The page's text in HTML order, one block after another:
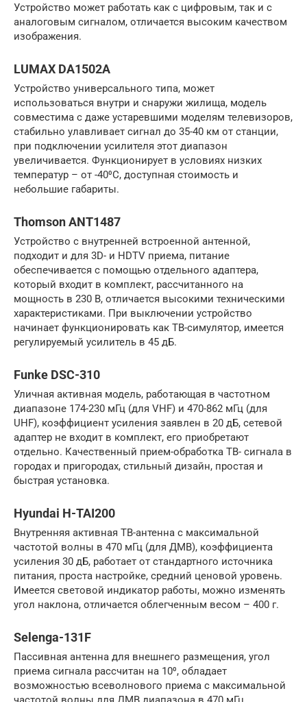
Устройство может работать как с цифровым, так и с
аналоговым сигналом, отличается высоким качеством
изображения.
LUMAX DA1502A
Устройство универсального типа, может
использоваться внутри и снаружи жилища, модель
совместима с даже устаревшими моделям телевизоров,
стабильно улавливает сигнал до 35-40 км от станции,
при подключении усилителя этот диапазон
увеличивается. Функционирует в условиях низких
температур – от -40⁰С, доступная стоимость и
небольшие габариты.
Thomson ANT1487
Устройство с внутренней встроенной антенной,
подходит и для 3D- и HDTV приема, питание
обеспечивается с помощью отдельного адаптера,
который входит в комплект, рассчитанного на
мощность в 230 В, отличается высокими техническими
характеристиками. При выключении устройство
начинает функционировать как ТВ-симулятор, имеется
регулируемый усилитель в 45 дБ.
Funke DSC-310
Уличная активная модель, работающая в частотном
диапазоне 174-230 мГц (для VHF) и 470-862 мГц (для
UHF), коэффициент усиления заявлен в 20 дБ, сетевой
адаптер не входит в комплект, его приобретают
отдельно. Качественный прием-обработка ТВ- сигнала в
городах и пригородах, стильный дизайн, простая и
быстрая установка.
Hyundai H-TAI200
Внутренняя активная ТВ-антенна с максимальной
частотой волны в 470 мГц (для ДМВ), коэффициента
усиления 30 дБ, работает от стандартного источника
питания, проста настройке, средний ценовой уровень.
Имеется световой индикатор работы, можно изменять
угол наклона, отличается облегченным весом – 400 г.
Selenga-131F
Пассивная антенна для внешнего размещения, угол
приема сигнала рассчитан на 10⁰, обладает
возможностью всеволнового приема с максимальной